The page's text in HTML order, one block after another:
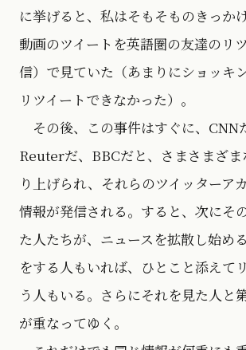
に挙げると、私はそもそものきっか
動画のツイートを英語圏の友達のリ
信）で見ていた（あまりにショッキ
リツイートできなかった）。
その後、この事件はすぐに、CNN
Reuterだ、BBCだと、さまさまざま
り上げられ、それらのツイッターア
情報が発信される。すると、次にそ
た人たちが、ニュースを拡散し始め
をする人もいれば、ひとこと添えて
う人もいる。さらにそれを見た人と
が重なってゆく。